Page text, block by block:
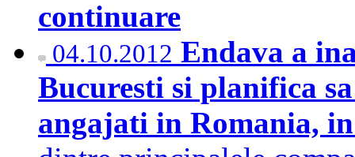
continuare
04.10.2012 Endava a
Bucuresti si planifica
angajati in Romania,